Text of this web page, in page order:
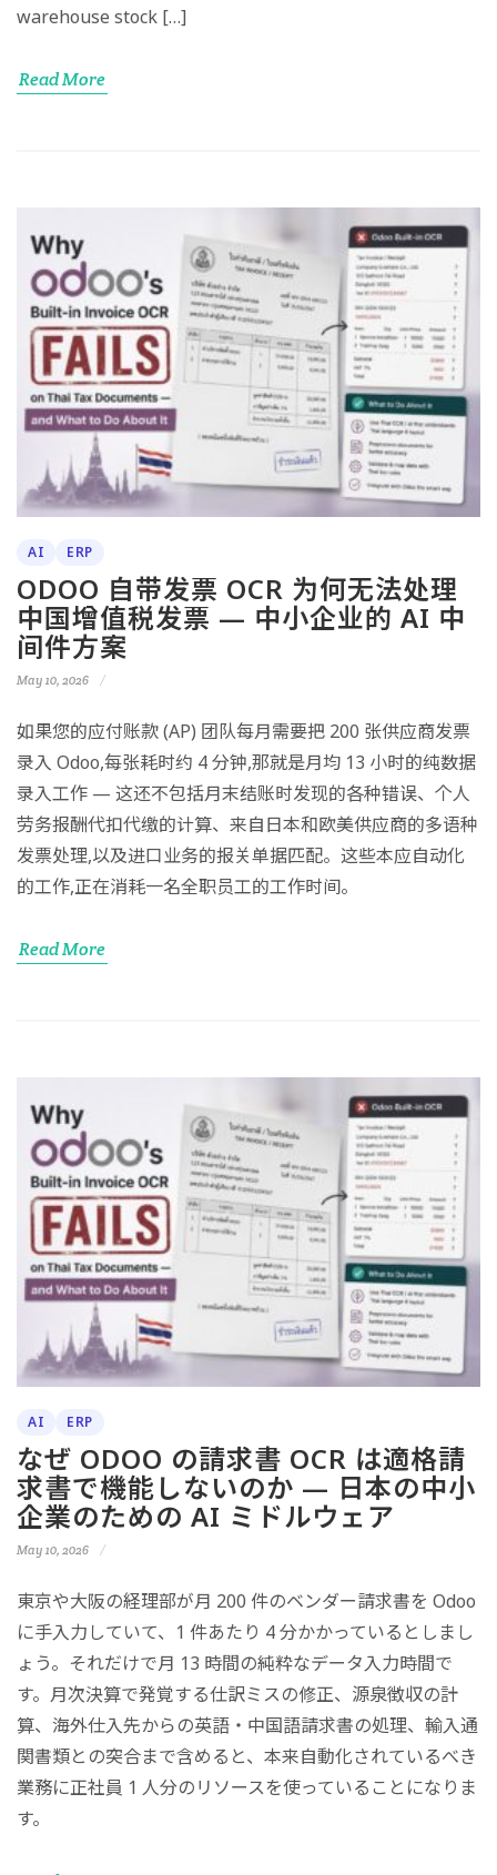
warehouse stock […]
Read More
AI ERP
ODOO 自带发票 OCR 为何无法处理
中国增值税发票 — 中小企业的 AI 中
间件方案
May 10, 2026
如果您的应付账款 (AP) 团队每月需要把 200 张供应商发票
录入 Odoo,每张耗时约 4 分钟,那就是月均 13 小时的纯数据
录入工作 — 这还不包括月末结账时发现的各种错误、个人
劳务报酬代扣代缴的计算、来自日本和欧美供应商的多语种
发票处理,以及进口业务的报关单据匹配。这些本应自动化
的工作,正在消耗一名全职员工的工作时间。
Read More
AI ERP
なぜ ODOO の請求書 OCR は適格請
求書で機能しないのか — 日本の中小
企業のための AI ミドルウェア
May 10, 2026
東京や大阪の経理部が月 200 件のベンダー請求書を Odoo
に手入力していて、1 件あたり 4 分かかっているとしまし
ょう。それだけで月 13 時間の純粋なデータ入力時間で
す。月次決算で発覚する仕訳ミスの修正、源泉徴収の計
算、海外仕入先からの英語・中国語請求書の処理、輸入通
関書類との突合まで含めると、本来自動化されているべき
業務に正社員 1 人分のリソースを使っていることになりま
す。